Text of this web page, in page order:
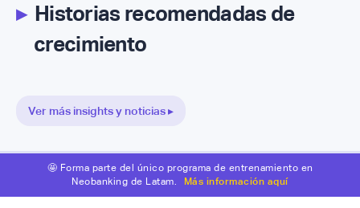
▸Historias recomendadas de
crecimiento
Ver más insights y noticias ▸
🤩 Forma parte del único programa de entrenamiento en
Neobanking de Latam.
Más información aquí